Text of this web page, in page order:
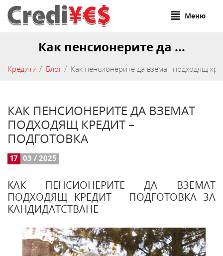
Меню
Как пенсионерите да ...
Кредити Блог Как пенсионерите да вземат подходящ
КАК ПЕНСИОНЕРИТЕ ДА ВЗЕМАТ
ПОДХОДЯЩ КРЕДИТ –
ПОДГОТОВКА
17 03 / 2025
КАК ПЕНСИОНЕРИТЕ ДА ВЗЕМАТ
ПОДХОДЯЩ КРЕДИТ – ПОДГОТОВКА ЗА
КАНДИДАТСТВАНЕ